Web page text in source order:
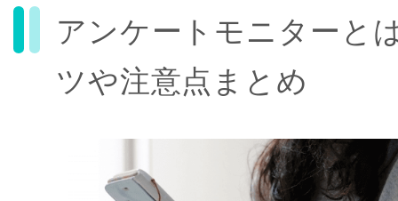
アンケートモニターと
ツや注意点まとめ